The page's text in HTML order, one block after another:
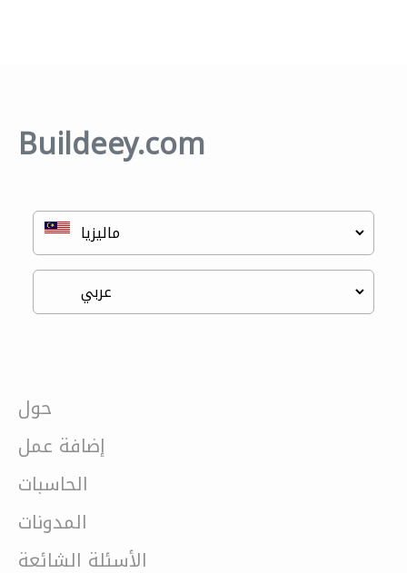
Buildeey.com
حول
إضافة عمل
الحاسبات
المدونات
الأسئلة الشائعة